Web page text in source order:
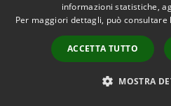
Problemi in città
Segnala disservizio
informazioni statistiche,
Per maggiori dettagli, può consultare
ACCETTA TUTTO
MOSTRA